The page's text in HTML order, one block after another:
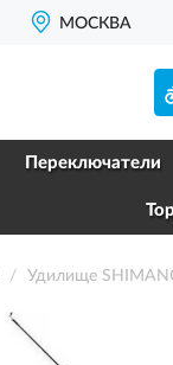
МОСКВА
Переключатели
Удилище